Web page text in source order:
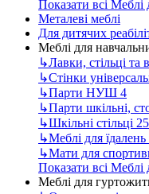
Показати всі Меблі
Металеві меблі
Для дитячих
Меблі для
↳Лавки, стільці та
↳Стінки
↳Парти НУШ 4
↳Парти шкільні,
↳Шкільні стільці 25
↳Меблі для їдалень
↳Мати для
Показати всі Меблі
Меблі для